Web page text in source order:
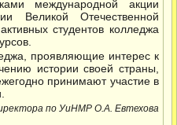
международной акции
Великой Отечественной
студентов колледжа
проявляющие интерес к
истории своей страны,
принимают участие в
по УиНМР О.А. Евтехова